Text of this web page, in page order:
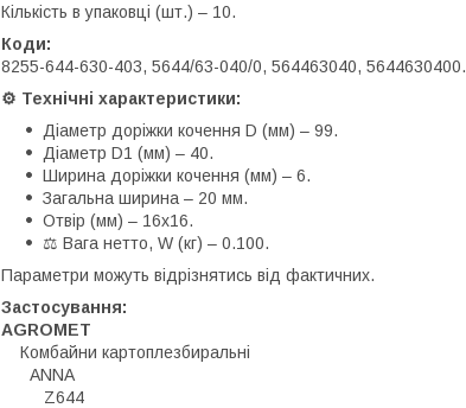
Кількість в упаковці (шт.) – 10.
Коди:
8255-644-630-403, 5644/63-040/0, 564463040, 5644630400.
⚙️ Технічні характеристики:
Діаметр доріжки кочення D (мм) – 99.
Діаметр D1 (мм) – 40.
Ширина доріжки кочення (мм) – 6.
Загальна ширина – 20 мм.
Отвір (мм) – 16х16.
⚖️ Вага нетто, W (кг) – 0.100.
Параметри можуть відрізнятись від фактичних.
Застосування:
AGROMET
Комбайни картоплезбиральні
ANNA
Z644